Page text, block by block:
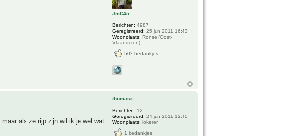
JmC4c
Berichten: 4987
Geregistreerd: 25 jun 2011 16:43
Woonplaats: Ronse (Oost-
Vlaanderen)
502 bedankjes
als ze rijp zijn wil ik je wel wat
thomasc
Berichten: 12
Geregistreerd: 24 jun 2011 12:45
Woonplaats: lokeren
1 bedankjes